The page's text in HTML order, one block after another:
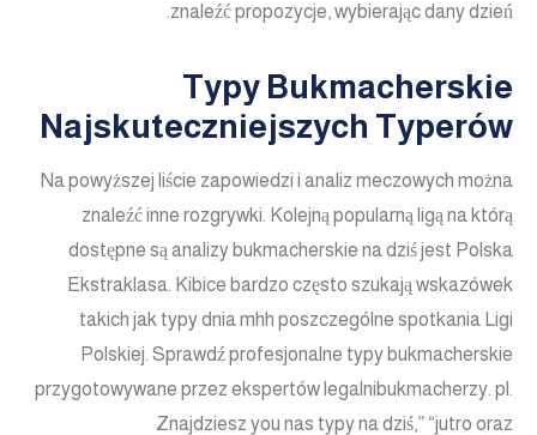
znaleźć propozycje, wybierając dany dzień.
Typy Bukmacherskie
Najskuteczniejszych Typerów
Na powyższej liście zapowiedzi i analiz meczowych można
znaleźć inne rozgrywki. Kolejną popularną ligą na którą
dostępne są analizy bukmacherskie na dziś jest Polska
Ekstraklasa. Kibice bardzo często szukają wskazówek
takich jak typy dnia mhh poszczególne spotkania Ligi
Polskiej. Sprawdź profesjonalne typy bukmacherskie
przygotowywane przez ekspertów legalnibukmacherzy. pl.
Znajdziesz you nas typy na dziś,” “jutro oraz